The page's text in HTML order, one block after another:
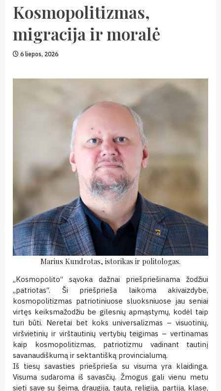
Kosmopolitizmas,
migracija ir moralė
6 liepos, 2026
Marius Kundrotas, istorikas ir politologas.
„Kosmopolito“ sąvoka dažnai priešpriešinama žodžiui
„patriotas“. Ši priešprieša laikoma akivaizdybe,
kosmopolitizmas patriotiniuose sluoksniuose jau seniai
virtęs keiksmažodžiu be gilesnių apmąstymų, kodėl taip
turi būti. Neretai bet koks universalizmas – visuotinių,
viršvietinių ir virštautinių vertybių teigimas – vertinamas
kaip kosmopolitizmas, patriotizmu vadinant tautinį
savanaudiškumą ir sektantišką provincialumą.
Iš tiesų savasties priešprieša su visuma yra klaidinga.
Visuma sudaroma iš savasčių. Žmogus gali vienu metu
sieti save su šeima, draugija, tauta, religija, partija, klase,